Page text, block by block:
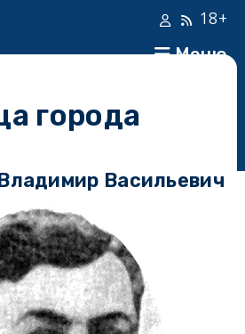
Меню
18+
города
Васильевич